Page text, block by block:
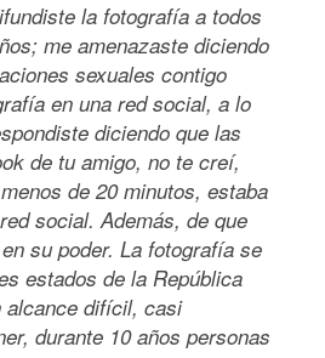
la fotografía a todos
me amenazaste diciendo
sexuales contigo
en una red social, a lo
diciendo que las
de tu amigo, no te creí,
de 20 minutos, estaba
social. Además, de que
su poder. La fotografía se
estados de la República
alcance difícil, casi
durante 10 años personas